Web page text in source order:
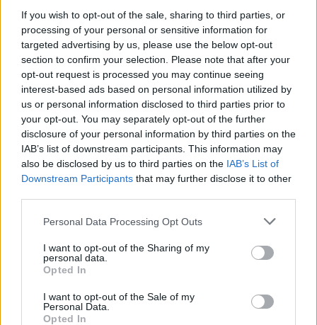
If you wish to opt-out of the sale, sharing to third parties, or
processing of your personal or sensitive information for
targeted advertising by us, please use the below opt-out
section to confirm your selection. Please note that after your
opt-out request is processed you may continue seeing
interest-based ads based on personal information utilized by
us or personal information disclosed to third parties prior to
your opt-out. You may separately opt-out of the further
disclosure of your personal information by third parties on the
IAB’s list of downstream participants. This information may
also be disclosed by us to third parties on the IAB’s List of
Downstream Participants that may further disclose it to other
Please note that this website/app uses one or more Google
not limited to your visit or usage behaviour. You may click to
grant or deny consent to Google and its third-party tags to
use your data for below specified purposes in below Google
consent section.
Personal Data Processing Opt Outs
I want to opt-out of the Sharing of my
personal data.
Opted In
I want to opt-out of the Sale of my
Personal Data.
Opted In
AUTORE
Staff